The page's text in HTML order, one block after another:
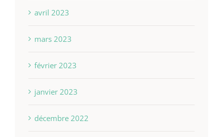
avril 2023
mars 2023
février 2023
janvier 2023
décembre 2022